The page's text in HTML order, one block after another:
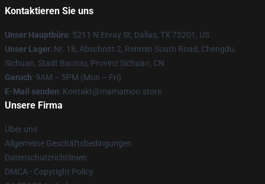
Kontaktieren Sie uns
Unser Hauptbüro: 5211 N Ervay St, Dallas, TX 75201, US
Unser Lager: Nr. 18, Abschnitt 2, Renmin South Road, Chengdu,
Sichuan, Stadt Baotou, Provinz Sichuan, CN
Geruch: 9AM – 5PM (Mon – Fri)
E-Mail senden: Kontakt@mamamoo.store
Unsere Firma
Über uns
Allgemeine Geschäftsbedingungen
Datenschutzrichtlinien
DMCA - Copyright Policy